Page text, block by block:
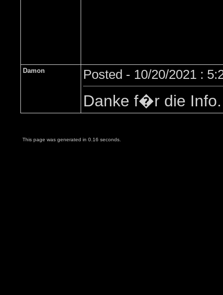
Damon Posted - 10/20/2021 :
Danke f�r die
This page was generated in 0.16 seconds.